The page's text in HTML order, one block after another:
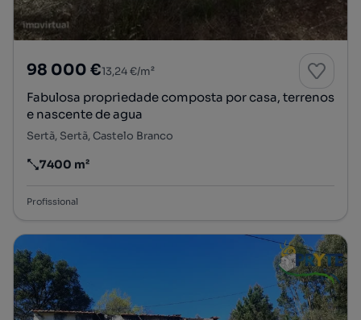
98 000 €13,24 €/m²
Fabulosa propriedade composta por casa, terrenos
e nascente de agua
Sertã, Sertã, Castelo Branco
Preço por metro quadrado
7400 m²
Profissional